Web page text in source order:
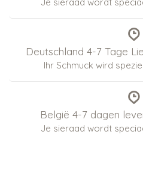
Je sieraad wordt
Deutschland 4-7 Tage
Ihr Schmuck wird
België 4-7 dagen
Je sieraad wordt